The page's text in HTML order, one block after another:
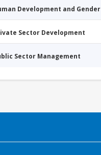
Development and Gender
Sector Development
Sector Management